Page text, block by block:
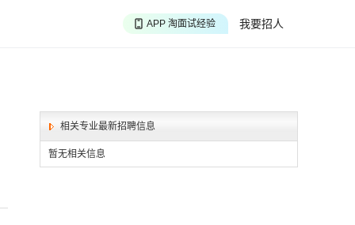
我要招人
APP 淘面试经验
相关专业最新招聘信息
暂无相关信息